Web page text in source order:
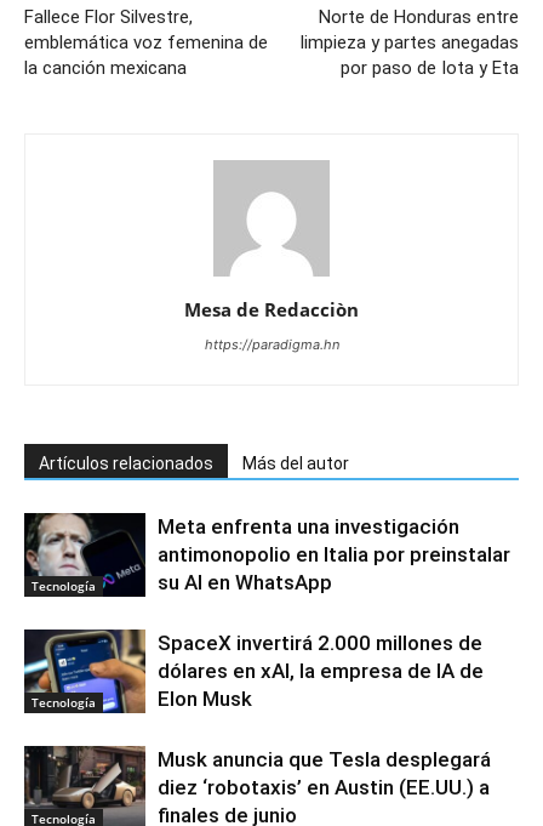
Fallece Flor Silvestre,
emblemática voz femenina de
la canción mexicana
Norte de Honduras entre
limpieza y partes anegadas
por paso de Iota y Eta
Mesa de Redacciòn
https://paradigma.hn
Artículos relacionados Más del autor
Tecnología
Meta enfrenta una investigación
antimonopolio en Italia por preinstalar
su AI en WhatsApp
Tecnología
SpaceX invertirá 2.000 millones de
dólares en xAI, la empresa de IA de
Elon Musk
Tecnología
Musk anuncia que Tesla desplegará
diez ‘robotaxis’ en Austin (EE.UU.) a
finales de junio